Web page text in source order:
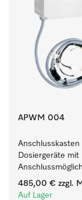
APWM 004
Anschlusskasten
Dosiergeräte mit
für maximal 6
Dosierpumpen.
485,00 € zzgl.
Auf Lager